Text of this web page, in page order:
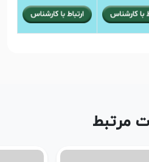
مرتبط